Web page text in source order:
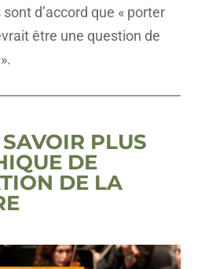
d’accord que « porter
être une question de
PLUS
DE
DE LA